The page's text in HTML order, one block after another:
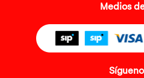
Medios